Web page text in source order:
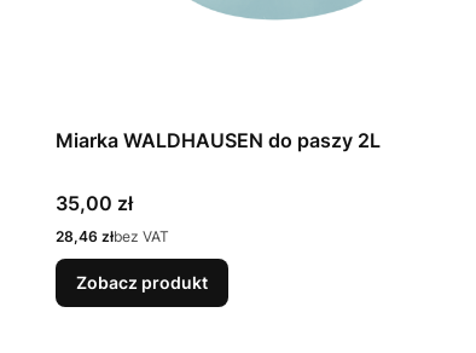
Miarka WALDHAUSEN do paszy 2L
Cena
35,00 zł
Cena
28,46 złbez VAT
Zobacz produkt